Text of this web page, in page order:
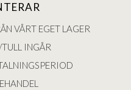
VÅRT EGET LAGER
INGÅR